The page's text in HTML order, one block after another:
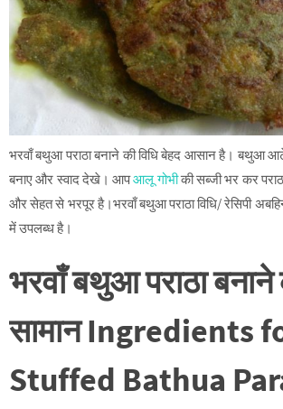
भरवाँ बथुआ पराठा बनाने की विधि बेहद आसान है। बथुआ आटे
बनाए और स्वाद देखे। आपआलू गोभीकी सब्जी भर कर
और सेहत से भरपूर है।भरवाँ बथुआ पराठा विधि/ रेसिपी
में उपलब्ध है।
भरवाँ बथुआ पराठा बनाने
सामान Ingredients
Stuffed Bathua